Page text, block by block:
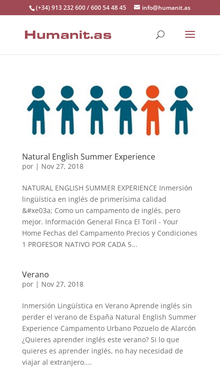
(+34) 913 232 600 / 600 54 48 45 info@humanit.as
Natural English Summer Experience
por | Nov 27, 2018
NATURAL ENGLISH SUMMER EXPERIENCE Inmersión
lingüística en inglés de primerísima calidad
&#xe03a; Como un campamento de inglés, pero
mejor. Información General Finca El Toril - Your
Home Fechas del Campamento Precios y Condiciones
1 PROFESOR NATIVO POR CADA 5...
Verano
por | Nov 27, 2018
Inmersión Lingüística en Verano Aprende inglés sin
perder el verano de España Natural English Summer
Experience Campamento Urbano Pozuelo de Alarcón
¿Quieres aprender inglés este verano? Si lo que
quieres es aprender inglés, no hay necesidad de
viajar al extranjero....